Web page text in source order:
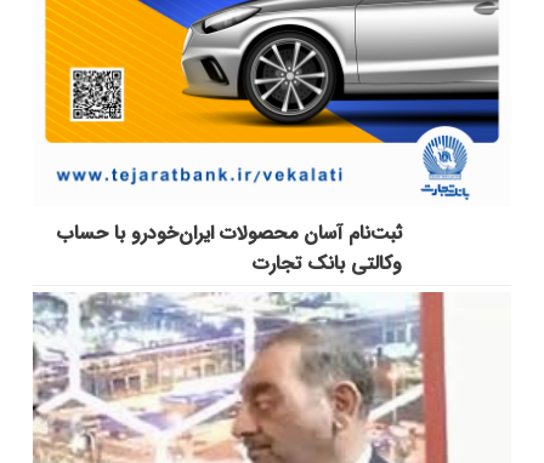
ثبت‌نام آسان محصولات ایران‌خودرو با حساب
وکالتی بانک تجارت